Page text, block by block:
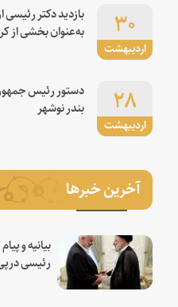
اردیبهشت
۳۰
بازدید دکتر رئیسی
به‌عنوان بخشی از
اردیبهشت
۲۸
دستور رئیس
بندر نوشهر
آخرین خبرها
بیانیه و
رئیسی